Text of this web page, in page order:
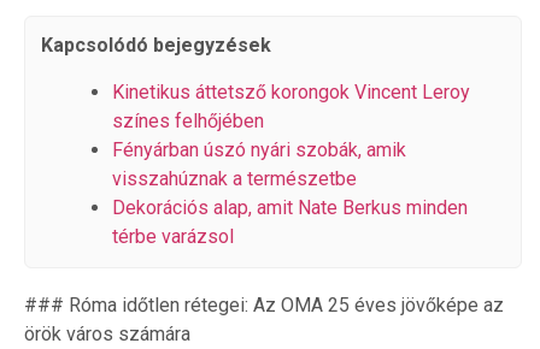
Kapcsolódó bejegyzések
Kinetikus áttetsző korongok Vincent Leroy
színes felhőjében
Fényárban úszó nyári szobák, amik
visszahúznak a természetbe
Dekorációs alap, amit Nate Berkus minden
térbe varázsol
### Róma időtlen rétegei: Az OMA 25 éves jövőképe az
örök város számára